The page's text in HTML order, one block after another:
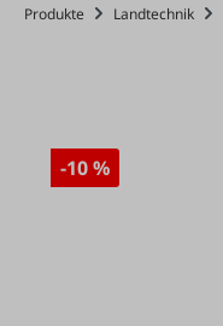
Produkte Landtechnik
-10 %